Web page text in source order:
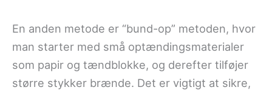
En anden metode er “bund-op” metoden, hvor
man starter med små optændingsmaterialer
som papir og tændblokke, og derefter tilføjer
større stykker brænde. Det er vigtigt at sikre,